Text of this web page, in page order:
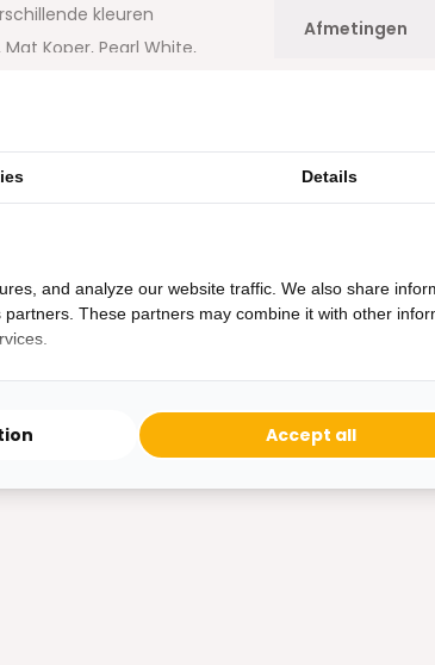
kleuren
Koper, Pearl White,
winkel op
dat luxe
onderzetters en
Vazen 2024
Afmetingen
Materiaal
Toon meer
Details
and analyze our website traffic. We also share
These partners may combine it with other
Accept all